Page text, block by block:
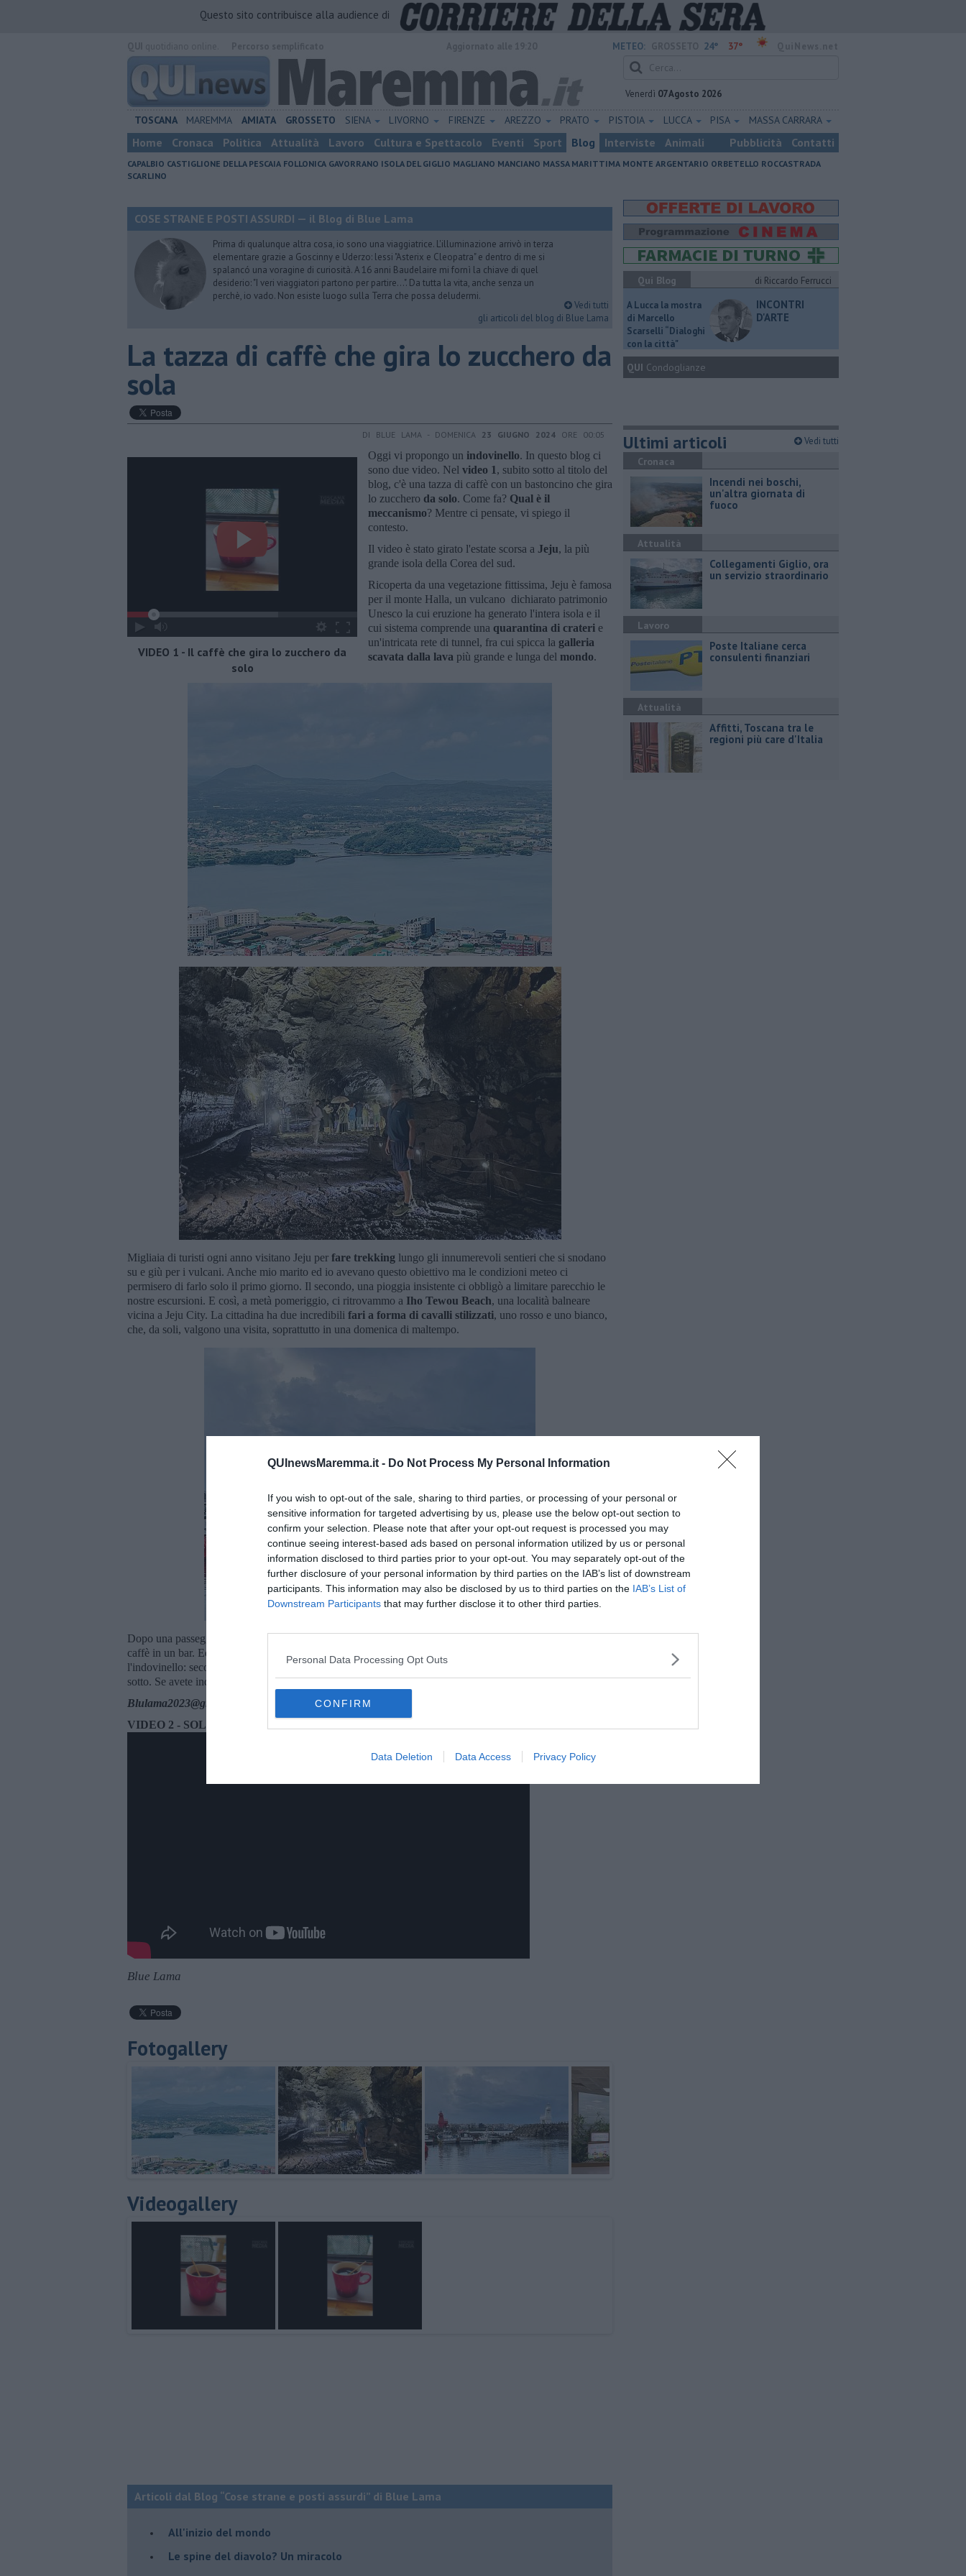
QUInewsMaremma.it - Do Not Process My Personal Information
If you wish to opt-out of the sale, sharing to third parties, or processing of your personal or
sensitive information for targeted advertising by us, please use the below opt-out section to
confirm your selection. Please note that after your opt-out request is processed you may
continue seeing interest-based ads based on personal information utilized by us or personal
information disclosed to third parties prior to your opt-out. You may separately opt-out of the
further disclosure of your personal information by third parties on the IAB’s list of downstream
participants. This information may also be disclosed by us to third parties on the IAB’s List of
Downstream Participants that may further disclose it to other third parties.
Personal Data Processing Opt Outs
CONFIRM
Data Deletion Data Access Privacy Policy
Questo sito contribuisce alla audience di
METEO: 24° 37°
Venerdì 07 Agosto 2026
TOSCANA MAREMMA AMIATA GROSSETO SIENA LIVORNO FIRENZE AREZZO PRATO PISTOIA LUCCA PISA MASSA CARRARA
Home Cronaca Politica Attualità Lavoro Cultura e Spettacolo Eventi Sport Blog Interviste Animali Pubblicità Contatti
CAPALBIO CASTIGLIONE DELLA PESCAIA FOLLONICA GAVORRANO ISOLA DEL GIGLIO MAGLIANO MANCIANO MASSA MARITTIMA MONTE ARGENTARIO ORBETELLO ROCCASTRADA
SCARLINO
COSE STRANE E POSTI ASSURDI — il Blog di Blue Lama
Prima di qualunque altra cosa, io sono una viaggiatrice. L'illuminazione arrivò in terza
elementare grazie a Goscinny e Uderzo: lessi "Asterix e Cleopatra" e dentro di me si
spalancó una voragine di curiosità. A 16 anni Baudelaire mi fornì la chiave di quel
desiderio: "I veri viaggiatori partono per partire...". Da tutta la vita, anche senza un
perchè, io vado. Non esiste luogo sulla Terra che possa deludermi.
Vedi tutti
gli articoli del blog di Blue Lama
La tazza di caffè che gira lo zucchero da
sola
DI BLUE LAMA - DOMENICA 23 GIUGNO 2024 ORE 00:05
VIDEO 1 - Il caffè che gira lo zucchero da
solo
Oggi vi propongo un indovinello. In questo blog ci
sono due video. Nel video 1 , subito sotto al titolo del
blog, c'è una tazza di caffè con un bastoncino che gira
lo zucchero da solo. Come fa? Qual è il
meccanismo? Mentre ci pensate, vi spiego il
contesto.
Il video è stato girato l'estate scorsa a Jeju, la più
grande isola della Corea del sud.
Ricoperta da una vegetazione fittissima, Jeju è famosa
per il monte Halla, un vulcano dichiarato patrimonio
Unesco la cui eruzione ha generato l'intera isola e il
cui sistema comprende una quarantina di crateri e
un'intricata rete di tunnel, fra cui spicca la galleria
scavata dalla lava più grande e lunga del mondo.
Migliaia di turisti ogni anno visitano Jeju per fare trekking lungo gli innumerevoli sentieri che si snodano
su e giù per i vulcani. Anche mio marito ed io avevano questo obiettivo ma le condizioni meteo ci
permisero di farlo solo il primo giorno. Il secondo, una pioggia insistente ci obbligò a limitare parecchio le
nostre escursioni. E così, a metà pomeriggio, ci ritrovammo a Iho Tewou Beach, una località balneare
vicina a Jeju City. La cittadina ha due incredibili fari a forma di cavalli stilizzati, uno rosso e uno bianco,
che, da soli, valgono una visita, soprattutto in una domenica di maltempo.
Dopo una passeggiata sul molo, durante l'ennesimo temporale della giornata, siamo andati a prendere un
caffè in un bar. Ed è lì che abbiamo scoperto i bastoncini 'autorotanti' nelle tazze di caffè. Vi ripeto
l'indovinello: secondo voi
come fannoa girare da soli nel caffè? La soluzione è nel
sotto. Se avete indovinato senza guardarlo, scrivetemi!
Blulama2023@gmail.com
VIDEO 2 - SOLUZIONE
Blue Lama
Fotogallery
Videogallery
Articoli dal Blog “Cose strane e posti assurdi” di Blue Lama
All'inizio del mondo
Le spine del diavolo? Un miracolo
Qui Blog
di Riccardo Ferrucci
A Lucca la mostra
di Marcello
Scarselli “Dialoghi
con la città"
INCONTRI
D'ARTE
QUI Condoglianze
Ultimi articoli Vedi tutti
Cronaca
Incendi nei boschi,
un'altra giornata di
fuoco
Attualità
Collegamenti Giglio, ora
un servizio straordinario
Lavoro
Poste Italiane cerca
consulenti finanziari
Attualità
Affitti, Toscana tra le
regioni più care d'Italia